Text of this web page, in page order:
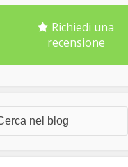
Richiedi una
recensione